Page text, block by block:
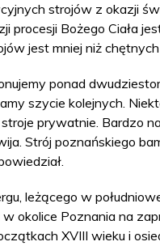
strojów z okazji
procesji Bożego Ciała
jest mniej niż chętnych
ponad
szycie kolejnych.
prywatnie. Bardzo
Strój poznańskiego
leżącego w
okolice Poznania na
XVIII wieku i